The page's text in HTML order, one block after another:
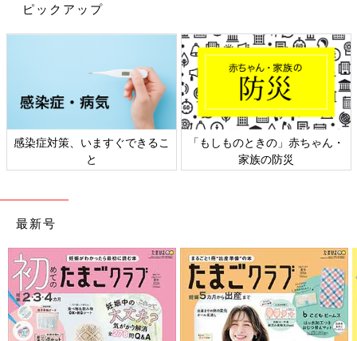
ピックアップ
感染症対策、いますぐできるこ
と
「もしものときの」赤ちゃん・
家族の防災
最新号